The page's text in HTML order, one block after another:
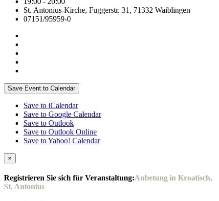
St. Antonius-Kirche, Fuggerstr. 31, 71332 Waiblingen
07151/95959-0
Save Event to Calendar
Save to iCalendar
Save to Google Calendar
Save to Outlook
Save to Outlook Online
Save to Yahoo! Calendar
×
Registrieren Sie sich für Veranstaltung:Anbetung in Kroatisch,
St. Antonius